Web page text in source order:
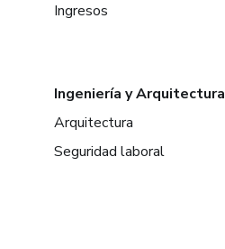
Ingresos
Ingeniería y Arquitectura
Arquitectura
Seguridad laboral